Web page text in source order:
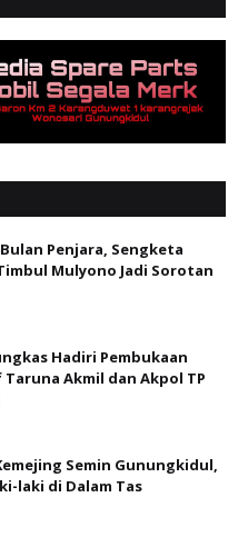
Penjara, Sengketa
Mulyono Jadi Sorotan
Hadiri Pembukaan
Akmil dan Akpol TP
Semin Gunungkidul,
laki di Dalam Tas